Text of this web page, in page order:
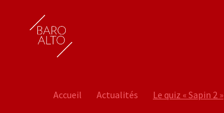
Accueil Actualités Le quiz « Sapin 2 »